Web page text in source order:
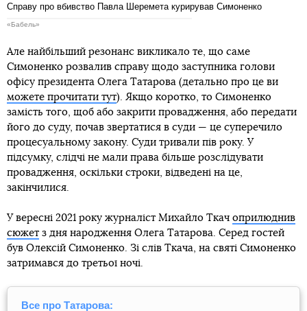
Справу про вбивство Павла Шеремета курирував Симоненко
«Бабель»
Але найбільший резонанс викликало те, що саме
Симоненко розвалив справу щодо заступника голови
офісу президента Олега Татарова (детально про це ви
можете прочитати тут). Якщо коротко, то Симоненко
замість того, щоб або закрити провадження, або передати
його до суду, почав звертатися в суди — це суперечило
процесуальному закону. Суди тривали пів року. У
підсумку, слідчі не мали права більше розслідувати
провадження, оскільки строки, відведені на це,
закінчилися.
У вересні 2021 року журналіст Михайло Ткач оприлюднив
сюжет з дня народження Олега Татарова. Серед гостей
був Олексій Симоненко. Зі слів Ткача, на святі Симоненко
затримався до третьої ночі.
Все про Татарова: